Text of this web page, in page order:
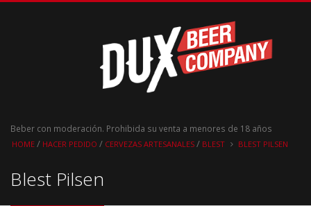
Beber con moderación. Prohibida su venta a menores de 18 años
HOME / HACER PEDIDO / CERVEZAS ARTESANALES / BLEST BLEST PILSEN
Blest Pilsen